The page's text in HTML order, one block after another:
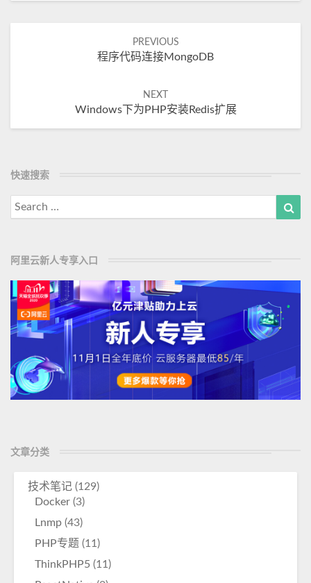
PREVIOUS
程序代码连接MongoDB
NEXT
Windows下为PHP安装redis扩展
快速搜索
Search
for:
阿里云新人专享入口
文章分类
技术笔记 (129)
Docker (3)
Lnmp (43)
PHP专题 (11)
ThinkPHP5 (11)